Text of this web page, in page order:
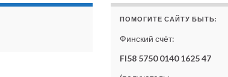
ПОМОГИТЕ САЙТУ БЫТЬ:
Финский счёт:
FI58 5750 0140 1625 47